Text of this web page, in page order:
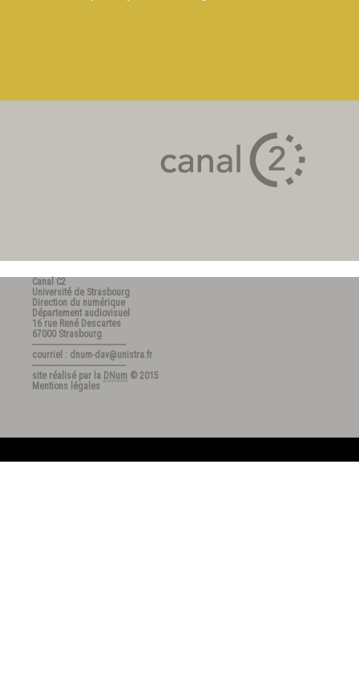
Canal C2
Université de Strasbourg
Direction du numérique
Département audiovisuel
16 rue René Descartes
67000 Strasbourg
---------------------------------------
courriel : dnum-dav@unistra.fr
---------------------------------------
site réalisé par la DNum © 2015
Mentions légales